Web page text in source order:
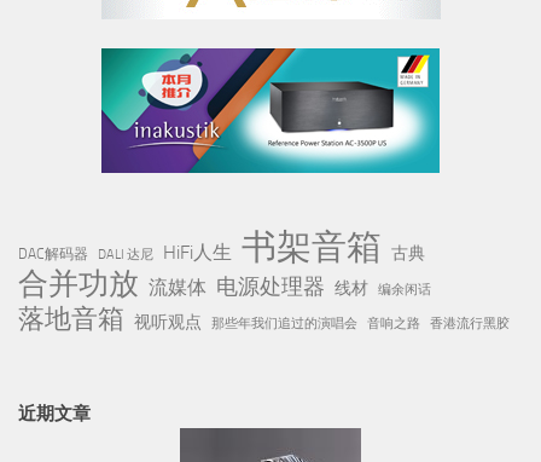
DAC解码器 DALI 达尼 HiFi人生 书架音箱 古典
合并功放 流媒体 电源处理器 线材 编余闲话
落地音箱 视听观点 那些年我们追过的演唱会 音响之路 香港流行黑胶
近期文章